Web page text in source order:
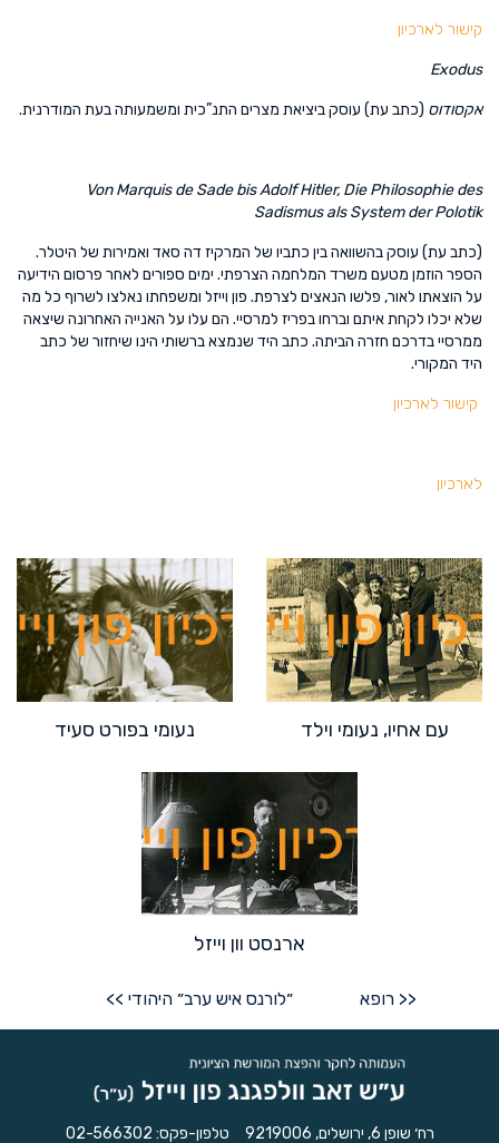
קישור לארכיון
Exodus
אקסודוס (כתב עת) עוסק ביציאת מצרים התנ”כית ומשמעותה בעת המודרנית.
Von Marquis de Sade bis Adolf Hitler, Die Philosophie des
Sadismus als System der Polotik
(כתב עת) עוסק בהשוואה בין כתביו של המרקיז דה סאד ואמירות של היטלר.
הספר הוזמן מטעם משרד המלחמה הצרפתי. ימים ספורים לאחר פרסום הידיעה
על הוצאתו לאור, פלשו הנאצים לצרפת. פון וייזל ומשפחתו נאלצו לשרוף כל מה
שלא יכלו לקחת איתם וברחו בפריז למרסיי. הם עלו על האנייה האחרונה שיצאה
ממרסיי בדרכם חזרה הביתה. כתב היד שנמצא ברשותי הינו שיחזור של כתב
היד המקורי.
קישור לארכיון
לארכיון
עם אחיו, נעומי וילד נעומי בפורט סעיד
ארנסט וון וייזל
Post
navigation
<< ״לורנס איש ערב״ היהודי רופא >>
רח׳ שופן 6, ירושלים, 9219006 טלפון-פקס: 02-566302